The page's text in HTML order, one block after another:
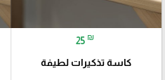
25 ₪
كاسة تذكيرات لطيفة